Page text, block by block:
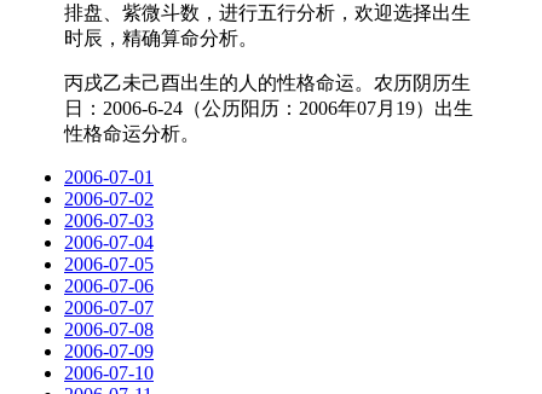
排盘、紫微斗数，进行五行分析，欢迎选择出生
时辰，精确算命分析。
丙戌乙未己酉出生的人的性格命运。农历阴历生
日：2006-6-24（公历阳历：2006年07月19）出生
性格命运分析。
2006-07-01
2006-07-02
2006-07-03
2006-07-04
2006-07-05
2006-07-06
2006-07-07
2006-07-08
2006-07-09
2006-07-10